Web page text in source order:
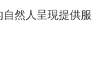
自然人呈現提供服